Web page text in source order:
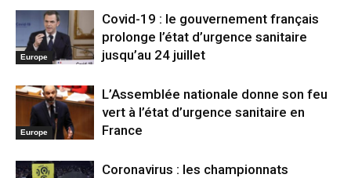
Europe
Covid-19 : le gouvernement français
prolonge l’état d’urgence sanitaire
jusqu’au 24 juillet
Europe
L’Assemblée nationale donne son feu
vert à l’état d’urgence sanitaire en
France
Coronavirus : les championnats